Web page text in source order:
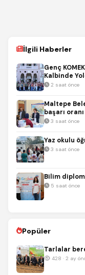
İlgili Haberler
Genç
Kalbinde
2 saat önce
Maltepe
başarı
3 saat önce
Yaz okulu
3 saat önce
Bilim
5 saat önce
Popüler
Tarlalar
428 · 2 ay